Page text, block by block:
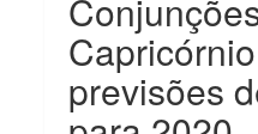
previsões